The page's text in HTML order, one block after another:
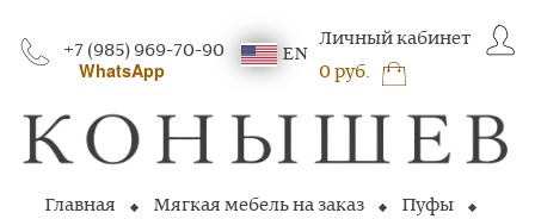
+7 (985) 969-70-90
WhatsApp
EN
Личный кабинет
0 руб.
Главная Мягкая мебель на заказ
Пуфы